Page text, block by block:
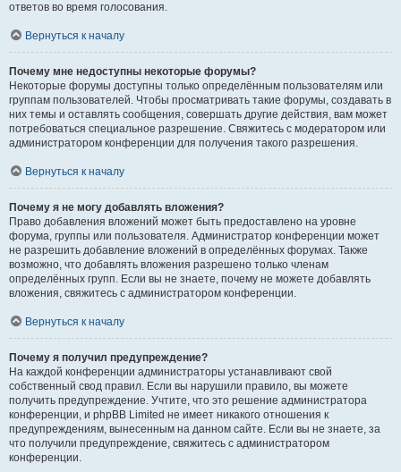
ответов во время голосования.
Вернуться к началу
Почему мне недоступны некоторые форумы?
Некоторые форумы доступны только определённым пользователям или
группам пользователей. Чтобы просматривать такие форумы, создавать в
них темы и оставлять сообщения, совершать другие действия, вам может
потребоваться специальное разрешение. Свяжитесь с модератором или
администратором конференции для получения такого разрешения.
Вернуться к началу
Почему я не могу добавлять вложения?
Право добавления вложений может быть предоставлено на уровне
форума, группы или пользователя. Администратор конференции может
не разрешить добавление вложений в определённых форумах. Также
возможно, что добавлять вложения разрешено только членам
определённых групп. Если вы не знаете, почему не можете добавлять
вложения, свяжитесь с администратором конференции.
Вернуться к началу
Почему я получил предупреждение?
На каждой конференции администраторы устанавливают свой
собственный свод правил. Если вы нарушили правило, вы можете
получить предупреждение. Учтите, что это решение администратора
конференции, и phpBB Limited не имеет никакого отношения к
предупреждениям, вынесенным на данном сайте. Если вы не знаете, за
что получили предупреждение, свяжитесь с администратором
конференции.